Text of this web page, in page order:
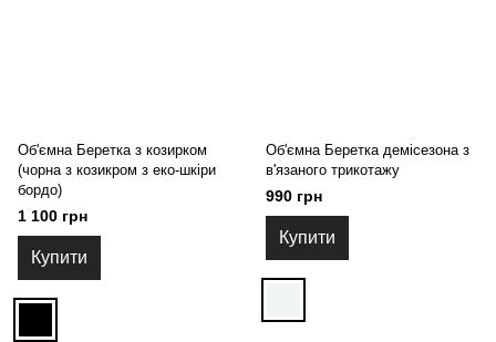
Об'ємна Беретка з козирком
(чорна з козикром з еко-шкіри
бордо)
1 100 грн
Купити
Об'ємна Беретка демісезона з
в'язаного трикотажу
990 грн
Купити